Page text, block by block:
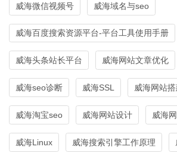
威海微信视频号 威海域名与seo
威海百度搜索资源平台-平台工具使用手册
威海头条站长平台 威海网站文章优化
威海seo诊断 威海SSL 威海网站搭
威海淘宝seo 威海网站设计 威海
威海Linux 威海搜索引擎工作原理